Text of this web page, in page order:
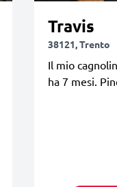
Travis
38121, Trento
Il mio
ha 7 mesi.